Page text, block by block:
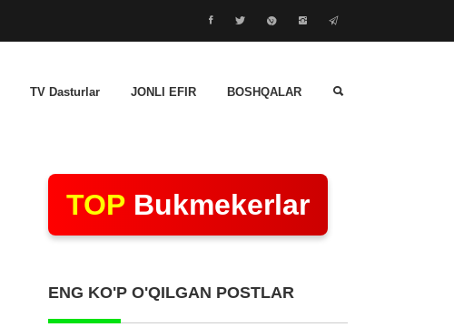
TV Dasturlar JONLI EFIR BOSHQALAR
TOP Bukmekerlar
ENG KO'P O'QILGAN POSTLAR